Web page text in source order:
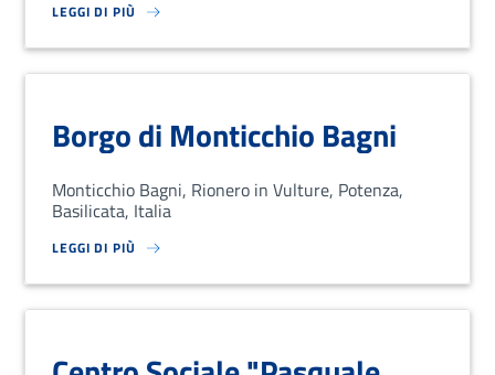
LEGGI DI PIÙ
SU LOREM IPSUM DOLOR SIT AMET, CONSECTETUR ADIPISCING
Borgo di Monticchio Bagni
Monticchio Bagni, Rionero in Vulture, Potenza,
Basilicata, Italia
LEGGI DI PIÙ
SU LOREM IPSUM DOLOR SIT AMET, CONSECTETUR ADIPISCING